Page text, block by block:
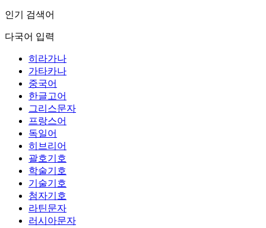
인기 검색어
다국어 입력
히라가나
가타카나
중국어
한글고어
그리스문자
프랑스어
독일어
히브리어
괄호기호
학술기호
기술기호
첨자기호
라틴문자
러시아문자